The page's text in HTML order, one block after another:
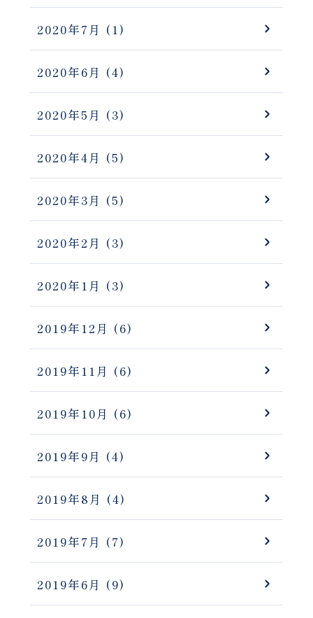
2020年7月 (1)
2020年6月 (4)
2020年5月 (3)
2020年4月 (5)
2020年3月 (5)
2020年2月 (3)
2020年1月 (3)
2019年12月 (6)
2019年11月 (6)
2019年10月 (6)
2019年9月 (4)
2019年8月 (4)
2019年7月 (7)
2019年6月 (9)